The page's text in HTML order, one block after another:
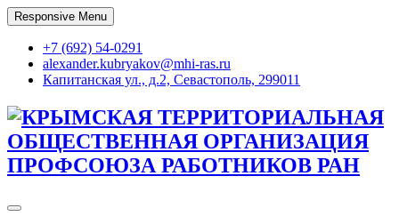
Skip
to
content
Responsive Menu
+7 (692) 54-0291
alexander.kubryakov@mhi-ras.ru
Капитанская ул., д.2, Севастополь, 299011
КРЫМСКАЯ ТЕРРИТОРИАЛЬНАЯ
ОБЩЕСТВЕННАЯ ОРГАНИЗАЦИЯ
ПРОФСОЮЗА РАБОТНИКОВ РАН